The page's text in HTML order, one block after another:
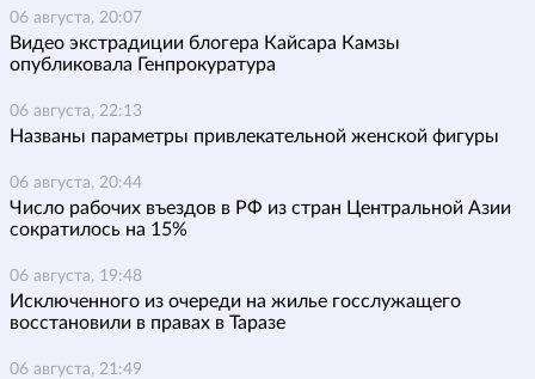
06 августа, 20:07
Видео экстрадиции блогера Кайсара Камзы
опубликовала Генпрокуратура
06 августа, 22:13
Названы параметры привлекательной женской фигуры
06 августа, 20:44
Число рабочих въездов в РФ из стран Центральной Азии
сократилось на 15%
06 августа, 19:48
Исключенного из очереди на жилье госслужащего
восстановили в правах в Таразе
06 августа, 21:49